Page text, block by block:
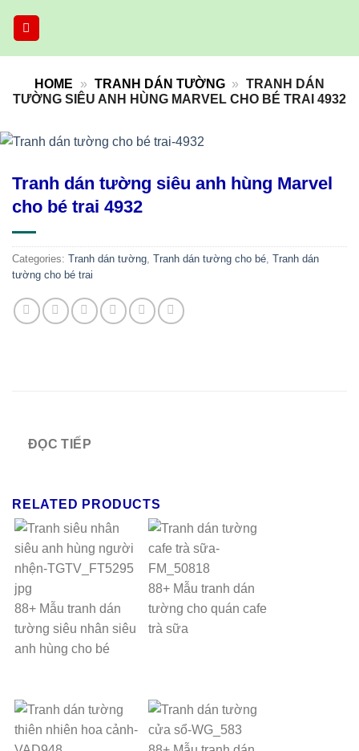
HOME » TRANH DÁN TƯỜNG » TRANH DÁN
TƯỜNG SIÊU ANH HÙNG MARVEL CHO BÉ TRAI 4932
Tranh dán tường siêu anh hùng Marvel
cho bé trai 4932
Categories: Tranh dán tường, Tranh dán tường cho bé, Tranh dán
tường cho bé trai
ĐỌC TIẾP
RELATED PRODUCTS
88+ Mẫu tranh dán
tường siêu nhân siêu
anh hùng cho bé
88+ Mẫu tranh dán
tường cho quán cafe
trà sữa